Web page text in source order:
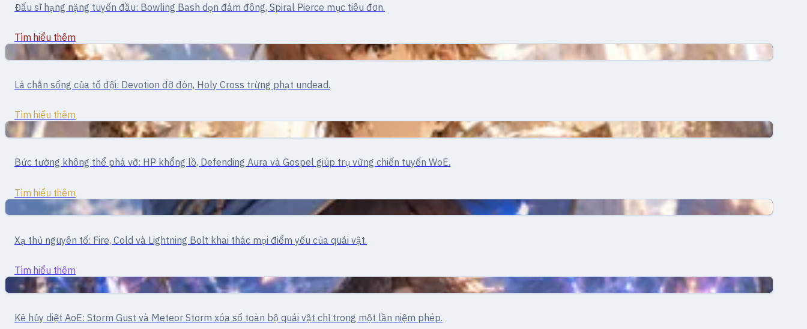
Lord Knight
Đấu sĩ hạng nặng tuyến đầu: Bowling Bash dọn đám đông, Spiral Pierce mục tiêu đơn.
Tìm hiểu thêm
Crusader
Lá chắn sống của tổ đội: Devotion đỡ đòn, Holy Cross trừng phạt undead.
Tìm hiểu thêm
Hỗ trợ
Paladin
Bức tường không thể phá vỡ: HP khổng lồ, Defending Aura và Gospel giúp trụ vững chiến tuyến WoE.
Tìm hiểu thêm
Mage
Xạ thủ nguyên tố: Fire, Cold và Lightning Bolt khai thác mọi điểm yếu của quái vật.
Tìm hiểu thêm
Pháp sư
Wizard
Kẻ hủy diệt AoE: Storm Gust và Meteor Storm xóa sổ toàn bộ quái vật chỉ trong một lần niệm phép.